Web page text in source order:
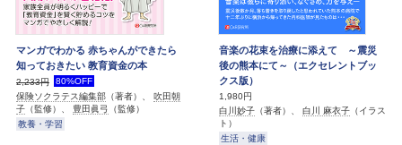
マンガでわかる 赤ちゃんができたら
知っておきたい 教育資金の本
2,233円
80%OFF
保険ソクラテス編集部 （著者）、 吹田朝
子 （監修）、 豊田眞弓 （監修）
教養・学習
音楽の花束を治療に添えて ～震災
後の熊本にて～（エクセレントブッ
クス版）
1,980円
白川妙子 （著者）、 白川 麻衣子 （イラス
ト）
生活・健康